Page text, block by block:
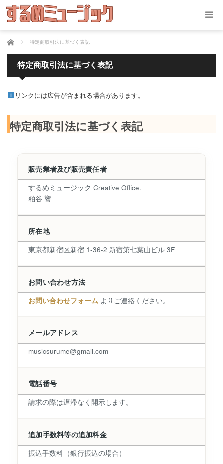
ホーム 特定商取引法に基づく表記
特定商取引法に基づく表記
リンクには広告が含まれる場合があります。
特定商取引法に基づく表記
販売業者及び販売責任者
するめミュージック Creative Office.
粕谷 響
所在地
東京都新宿区新宿 1-36-2 新宿第七葉山ビル 3F
お問い合わせ方法
お問い合わせフォーム よりご連絡ください。
メールアドレス
musicsurume@gmail.com
電話番号
請求の際は遅滞なく開示します。
追加手数料等の追加料金
振込手数料（銀行振込の場合）